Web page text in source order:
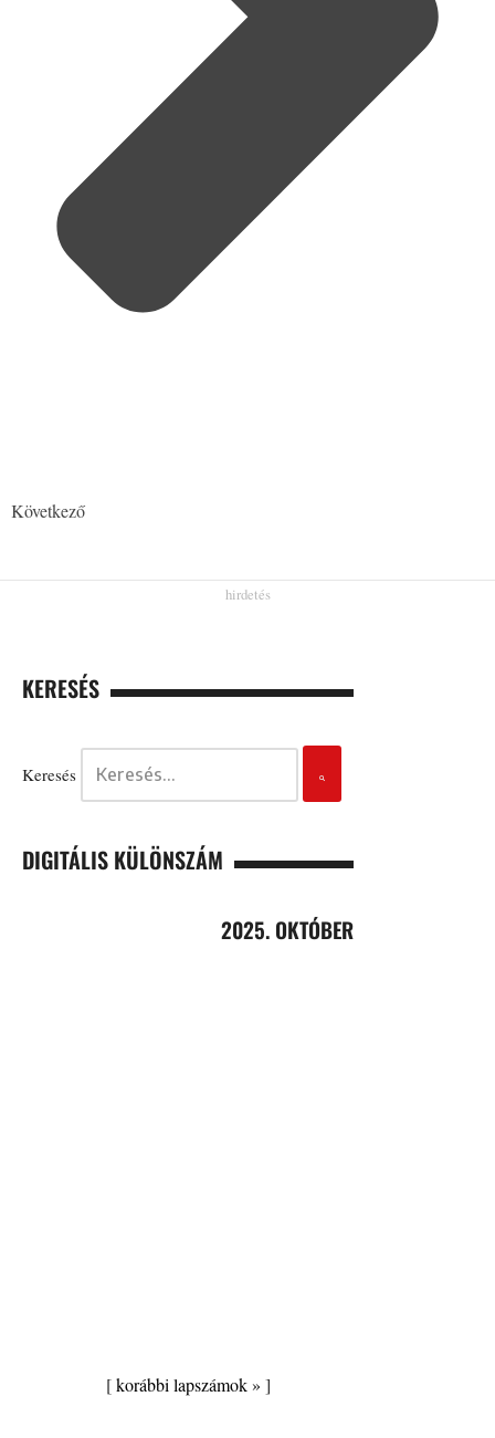
Következő
KERESÉS
Keresés
DIGITÁLIS KÜLÖNSZÁM
2025. OKTÓBER
[korábbi lapszámok » ]